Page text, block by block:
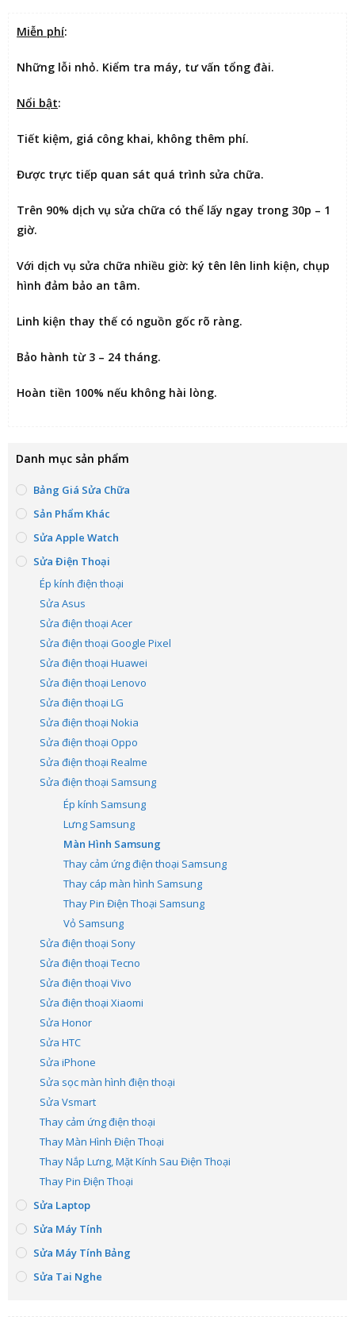
Miễn phí:
Những lỗi nhỏ. Kiểm tra máy, tư vấn tổng đài.
Nổi bật:
Tiết kiệm, giá công khai, không thêm phí.
Được trực tiếp quan sát quá trình sửa chữa.
Trên 90% dịch vụ sửa chữa có thể lấy ngay trong 30p – 1
giờ.
Với dịch vụ sửa chữa nhiều giờ: ký tên lên linh kiện, chụp
hình đảm bảo an tâm.
Linh kiện thay thế có nguồn gốc rõ ràng.
Bảo hành từ 3 – 24 tháng.
Hoàn tiền 100% nếu không hài lòng.
Danh mục sản phẩm
Bảng Giá Sửa Chữa
Sản Phẩm Khác
Sửa Apple Watch
Sửa Điện Thoại
Ép kính điện thoại
Sửa Asus
Sửa điện thoại Acer
Sửa điện thoại Google Pixel
Sửa điện thoại Huawei
Sửa điện thoại Lenovo
Sửa điện thoại LG
Sửa điện thoại Nokia
Sửa điện thoại Oppo
Sửa điện thoại Realme
Sửa điện thoại Samsung
Ép kính Samsung
Lưng Samsung
Màn Hình Samsung
Thay cảm ứng điện thoại Samsung
Thay cáp màn hình Samsung
Thay Pin Điện Thoại Samsung
Vỏ Samsung
Sửa điện thoại Sony
Sửa điện thoại Tecno
Sửa điện thoại Vivo
Sửa điện thoại Xiaomi
Sửa Honor
Sửa HTC
Sửa iPhone
Sửa sọc màn hình điện thoại
Sửa Vsmart
Thay cảm ứng điện thoại
Thay Màn Hình Điện Thoại
Thay Nắp Lưng, Mặt Kính Sau Điện Thoại
Thay Pin Điện Thoại
Sửa Laptop
Sửa Máy Tính
Sửa Máy Tính Bảng
Sửa Tai Nghe